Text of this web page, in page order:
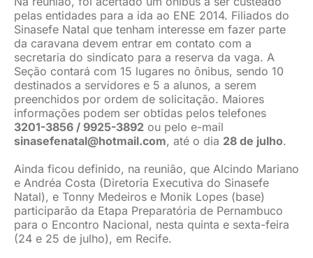
pelas entidades para a ida ao ENE 2014. Filiados do
Sinasefe Natal que tenham interesse em fazer parte
da caravana devem entrar em contato com a
secretaria do sindicato para a reserva da vaga. A
Seção contará com 15 lugares no ônibus, sendo 10
destinados a servidores e 5 a alunos, a serem
preenchidos por ordem de solicitação. Maiores
informações podem ser obtidas pelos telefones
3201-3856 / 9925-3892ou pelo e-mail
sinasefenatal@hotmail.com, até o dia 28 de julho.
Ainda ficou definido, na reunião, que Alcindo Mariano
e Andréa Costa (Diretoria Executiva do Sinasefe
Natal), e Tonny Medeiros e Monik Lopes (base)
participarão da Etapa Preparatória de Pernambuco
para o Encontro Nacional, nesta quinta e sexta-feira
(24 e 25 de julho), em Recife.